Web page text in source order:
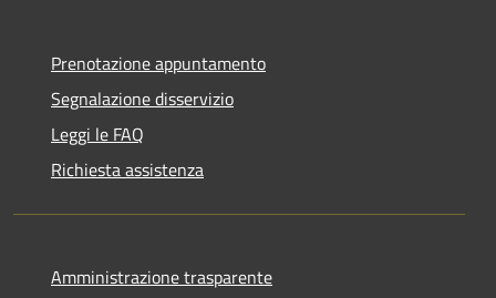
Prenotazione appuntamento
Segnalazione disservizio
Leggi le FAQ
Richiesta assistenza
Amministrazione trasparente